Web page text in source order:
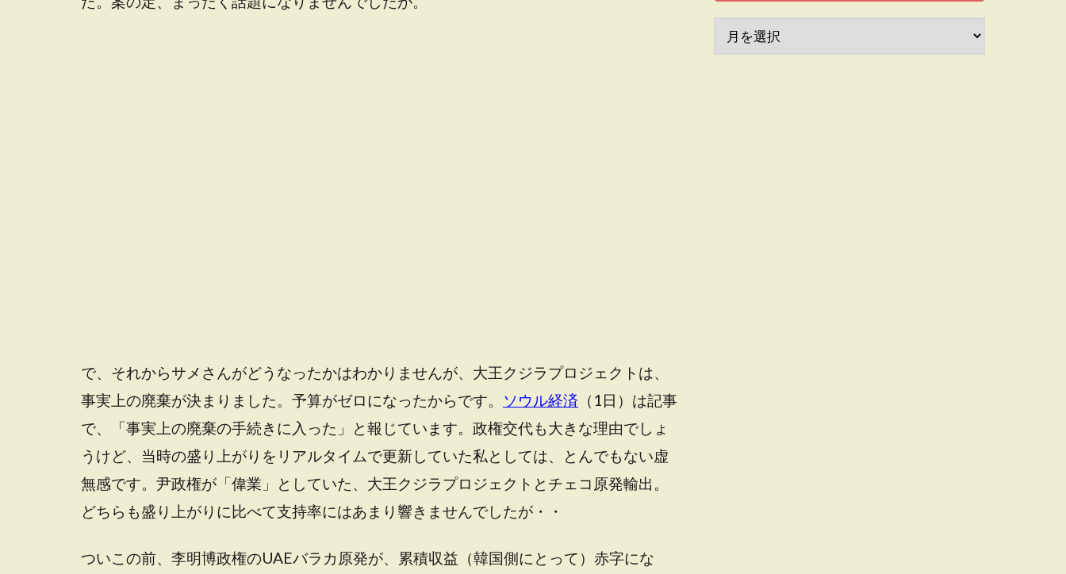
で、それからサメさんがどうなったかはわかりませんが、大王クジラプロジェクトは、
事実上の廃棄が決まりました。予算がゼロになったからです。 ソウル経済 （1日）は記事
で、「事実上の廃棄の手続きに入った」と報じています。政権交代も大きな理由でしょ
うけど、当時の盛り上がりをリアルタイムで更新していた私としては、とんでもない虚
無感です。尹政権が「偉業」としていた、大王クジラプロジェクトとチェコ原発輸出。
どちらも盛り上がりに比べて支持率にはあまり響きませんでしたが・・
ついこの前、李明博政権のUAEバラカ原発が、累積収益（韓国側にとって）赤字にな